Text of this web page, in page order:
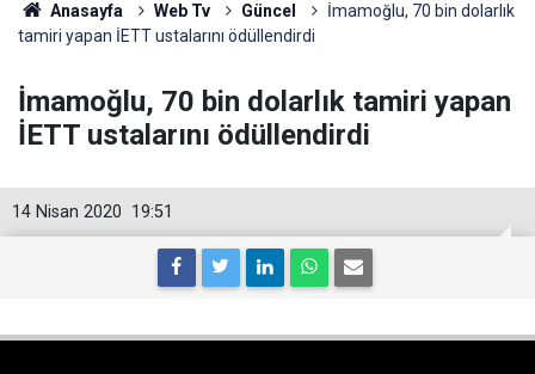
Anasayfa Web Tv Güncel
İmamoğlu, 70 bin dolarlık
tamiri yapan İETT ustalarını ödüllendirdi
İmamoğlu, 70 bin dolarlık tamiri yapan
İETT ustalarını ödüllendirdi
19:51
14 Nisan 2020